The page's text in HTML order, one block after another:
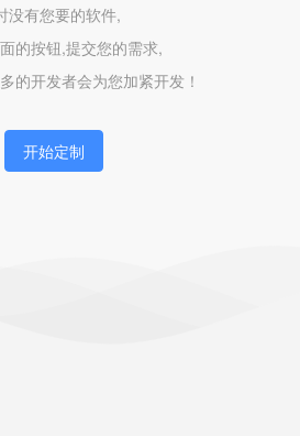
没有您要的软件,
的按钮,提交您的需求,
的开发者会为您加紧开发！
开始定制